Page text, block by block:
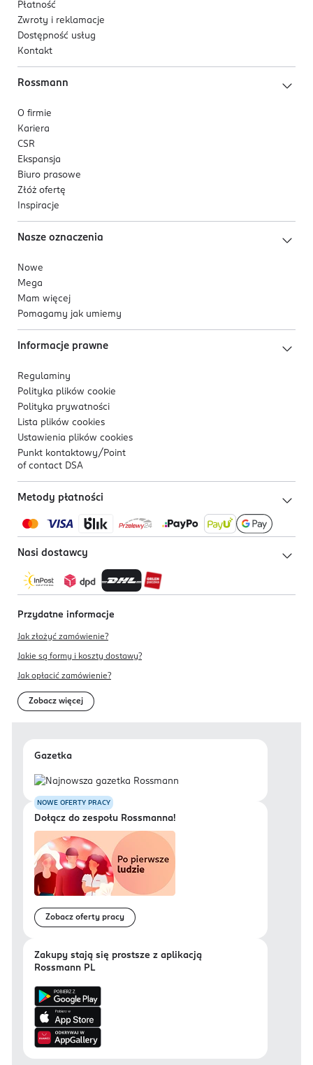
Płatność
Zwroty i reklamacje
Dostępność usług
Kontakt
Rossmann
O firmie
Kariera
CSR
Ekspansja
Biuro prasowe
Złóż ofertę
Inspiracje
Nasze oznaczenia
Nowe
Mega
Mam więcej
Pomagamy jak umiemy
Informacje prawne
Regulaminy
Polityka plików cookie
Polityka prywatności
Lista plików cookies
Ustawienia plików cookies
Punkt kontaktowy/ Point
of contact DSA
Metody płatności
Nasi dostawcy
Przydatne informacje
Jak złożyć zamówienie?
Jakie są formy i koszty dostawy?
Jak opłacić zamówienie?
Zobacz więcej
Gazetka
NOWE OFERTY PRACY
Dołącz do zespołu Rossmanna!
Zobacz oferty pracy
Zakupy stają się prostsze z aplikacją
Rossmann PL